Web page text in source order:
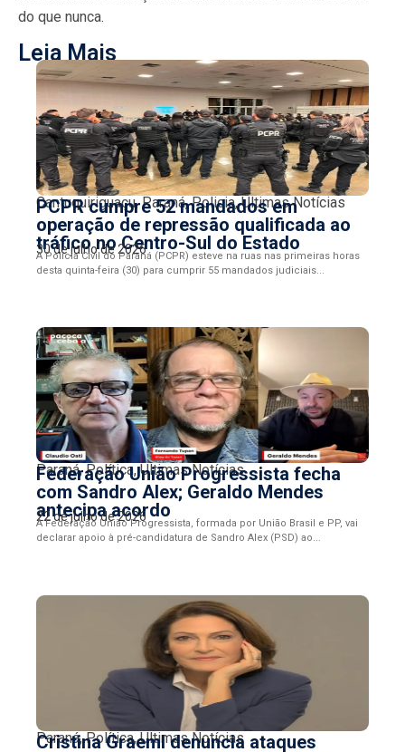
do que nunca.
Leia Mais
Cantuquiriguaçu,Paraná,Policia,Últimas Notícias
PCPR cumpre 52 mandados em
operação de repressão qualificada ao
tráfico no Centro-Sul do Estado
30 de julho de 2026
A Polícia Civil do Paraná (PCPR) esteve na ruas nas primeiras horas
desta quinta-feira (30) para cumprir 55 mandados judiciais...
Paraná,Política,Últimas Notícias
Federação União Progressista fecha
com Sandro Alex; Geraldo Mendes
antecipa acordo
22 de julho de 2026
A Federação União Progressista, formada por União Brasil e PP, vai
declarar apoio à pré-candidatura de Sandro Alex (PSD) ao...
Paraná,Política,Últimas Notícias
Cristina Graeml denuncia ataques